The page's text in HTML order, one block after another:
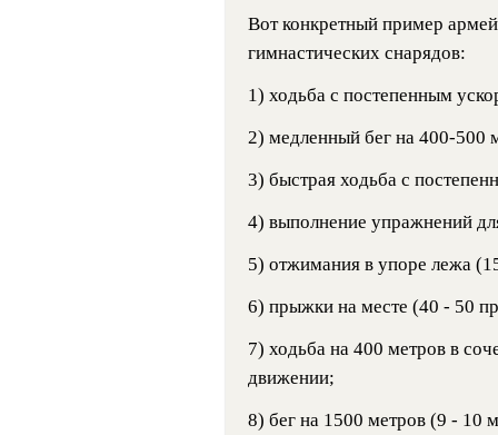
Вот конкретный пример
гимнастических снарядов:
1) ходьба с постепенным
2) медленный бег на 400-500
3) быстрая ходьба с
4) выполнение упражнений
5) отжимания в упоре лежа
6) прыжки на месте (40 - 50
7) ходьба на 400 метров в
движении;
8) бег на 1500 метров (9 - 10